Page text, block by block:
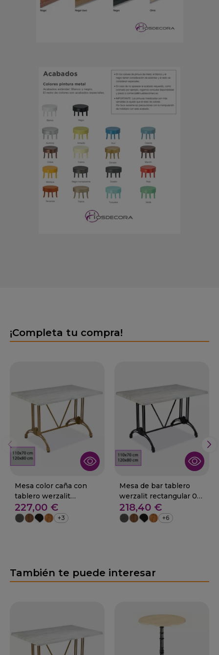
¡Completa tu compra!
Mesa color caña con
tablero werzalit
rectangular 01-Oliete
227,00 €
+3
Mesa de bar tablero
werzalit rectangular 01-
Oliete
218,40 €
+6
También te puede interesar